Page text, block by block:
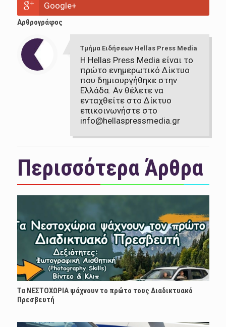
Google+
Αρθρογράφος
Τμήμα Ειδήσεων Hellas Press Media
Η Hellas Press Media είναι το
πρώτο ενημερωτικό Δίκτυο
που δημιουργήθηκε στην
Ελλάδα. Αν θέλετε να
ενταχθείτε στο Δίκτυο
επικοινωνήστε στο
info@hellaspressmedia.gr
Περισσότερα Άρθρα
Τα ΝΕΣΤΟΧΩΡΙΑ ψάχνουν το πρώτο τους Διαδικτυακό
Πρεσβευτή